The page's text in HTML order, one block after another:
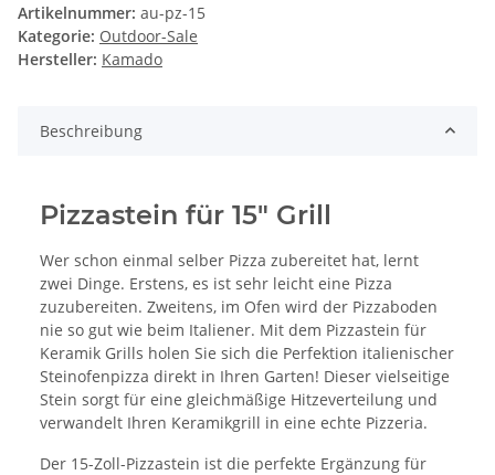
Artikelnummer: au-pz-15
Kategorie: Outdoor-Sale
Hersteller: Kamado
Beschreibung
Pizzastein für 15" Grill
Wer schon einmal selber Pizza zubereitet hat, lernt
zwei Dinge. Erstens, es ist sehr leicht eine Pizza
zuzubereiten. Zweitens, im Ofen wird der Pizzaboden
nie so gut wie beim Italiener. Mit dem Pizzastein für
Keramik Grills holen Sie sich die Perfektion italienischer
Steinofenpizza direkt in Ihren Garten! Dieser vielseitige
Stein sorgt für eine gleichmäßige Hitzeverteilung und
verwandelt Ihren Keramikgrill in eine echte Pizzeria.
Der 15-Zoll-Pizzastein ist die perfekte Ergänzung für